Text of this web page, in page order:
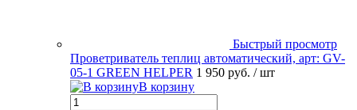
Быстрый просмотр
Проветриватель теплиц автоматический, арт: GV-
05-1 GREEN HELPER 1 950 руб. / шт
В корзину